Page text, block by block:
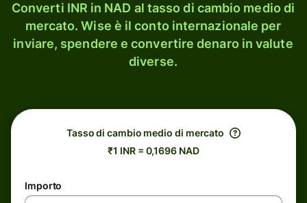
Converti INR in NAD al tasso di cambio medio di
mercato. Wise è il conto internazionale per
inviare, spendere e convertire denaro in valute
diverse.
Tasso di cambio medio di mercato
₹1 INR = 0,1696 NAD
Importo